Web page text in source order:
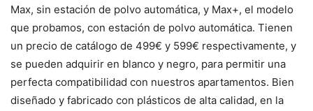
Max, sin estación de polvo automática, y Max+, el modelo
que probamos, con estación de polvo automática. Tienen
un precio de catálogo de 499€ y 599€ respectivamente, y
se pueden adquirir en blanco y negro, para permitir una
perfecta compatibilidad con nuestros apartamentos. Bien
diseñado y fabricado con plásticos de alta calidad, en la